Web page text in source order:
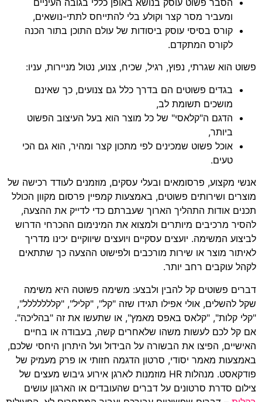
ומעביר מסר קצר וקולע בלי להתייחס לתתי-נושאים,
קורס בסיסי עוסק ביסודות של עולם התוכן בתור הכנה
לקורס המתקדם.
פשוט הוא שגרתי, נפוץ, רגיל, שכיח, צנוע, נטול מניירות, עניו:
בגדים פשוטים הם בדרך כלל גם צנועים, כך שאינם
מושכים תשומת לב,
הדגם ה"קלאסי" של כל מוצר הוא בעל העיצוב הפשוט
ביותר,
אוכל פשוט שמכינים לפי מתכון קצר ומהיר, הוא גם הכי
טעים.
אנשי מקצוע, פרסומאים ובעלי עסקים, מוזמנים לעודד רכישה של
מוצרים ושירותים פשוטים, באמצעות קמפיין פרסום מקוון הכולל
תכנים אודות התהליך הארוך שעברתם כדי לדייק את ההצעה,
להסיר מרכיבים מיותרים ולמצוא את המינימום ההכרחי הדרוש
לביצוע המשימה. יועצים עסקיים ויועצים שיווקיים יכינו מדריך
לאיתור מוצר או שירות מורכבים ולפישוט ההצעה כך שתתאים
לקהל עוקבים רחב יותר.
דברים פשוטים קל להבין ולבצע: משימה פשוטה היא משימה
שקל להשלים, אולי אפילו תגידו שזה "קל", "קליל", "קללללללל",
"קלי קלות", "קלאס באפס מאמץ", או שתעשו את זה "בהליכה".
אם קל לכם לעשות משהו שלאחרים קשה, בעבודה או בחיים
האישיים, הפיצו את הבשורה על הבידול ועל היתרון היחסי שלכם,
באמצעות מאמר יסודי, סרטון הדגמה חזותי או פרק מעמיק של
פודקאסט. מנהלות HR מוזמנות לארגן אירוע גיבוש מעצים של
צילום סדרת סרטונים על דברים שהעובדים או הארגון עושים